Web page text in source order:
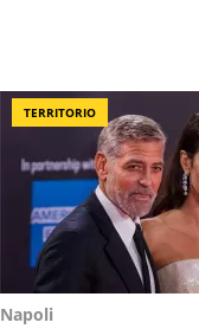
TERRITORIO
Napoli